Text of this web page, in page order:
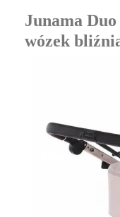
Junama
wózek